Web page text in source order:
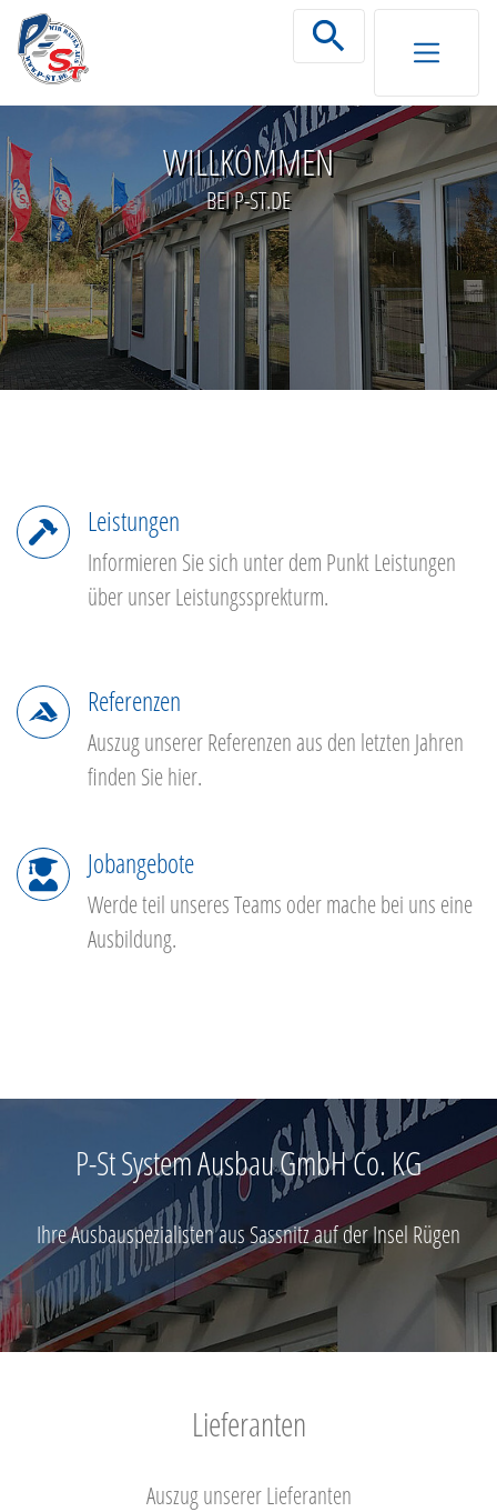
WILLKOMMEN
BEI P-ST.DE
Leistungen
Informieren Sie sich unter dem Punkt Leistungen
über unser Leistungssprekturm.
Referenzen
Auszug unserer Referenzen aus den letzten Jahren
finden Sie hier.
Jobangebote
Werde teil unseres Teams oder mache bei uns eine
Ausbildung.
P-St System Ausbau GmbH Co. KG
Ihre Ausbauspezialisten aus Sassnitz auf der Insel Rügen
Lieferanten
Auszug unserer Lieferanten